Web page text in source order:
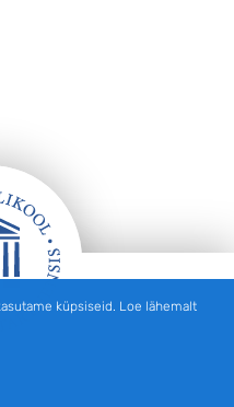
küpsiseid. Loe lähemalt